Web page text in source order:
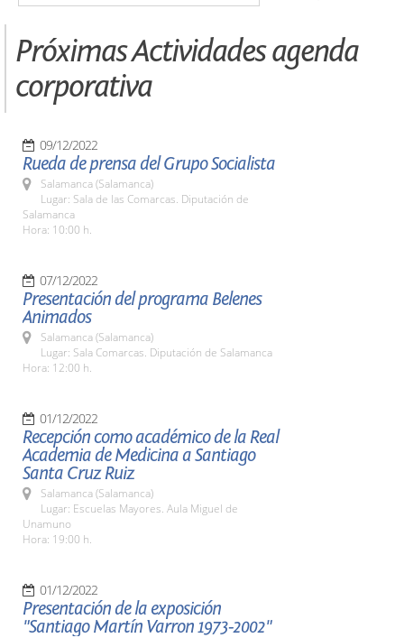
Próximas Actividades agenda
corporativa
09/12/2022
Rueda de prensa del Grupo Socialista
Salamanca (Salamanca)
Lugar: Sala de las Comarcas. Diputación de
Salamanca
Hora: 10:00 h.
07/12/2022
Presentación del programa Belenes
Animados
Salamanca (Salamanca)
Lugar: Sala Comarcas. Diputación de Salamanca
Hora: 12:00 h.
01/12/2022
Recepción como académico de la Real
Academia de Medicina a Santiago
Santa Cruz Ruiz
Salamanca (Salamanca)
Lugar: Escuelas Mayores. Aula Miguel de
Unamuno
Hora: 19:00 h.
01/12/2022
Presentación de la exposición
"Santiago Martín Varron 1973-2002"